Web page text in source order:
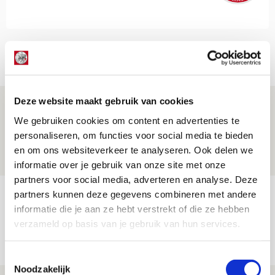
Deze website maakt gebruik van cookies
We gebruiken cookies om content en advertenties te
personaliseren, om functies voor social media te bieden
en om ons websiteverkeer te analyseren. Ook delen we
informatie over je gebruik van onze site met onze
partners voor social media, adverteren en analyse. Deze
partners kunnen deze gegevens combineren met andere
informatie die je aan ze hebt verstrekt of die ze hebben
verzameld op basis van je gebruik van hun services.
Noodzakelijk
Net binnen //
Drie dingen die je moet weten over PEC
Zwolle - Ajax
08 AUGUSTUS 2026 - 12:32
Míchels elf: met welke formatie begin
jij aan nieuw eredivisieseizoen?